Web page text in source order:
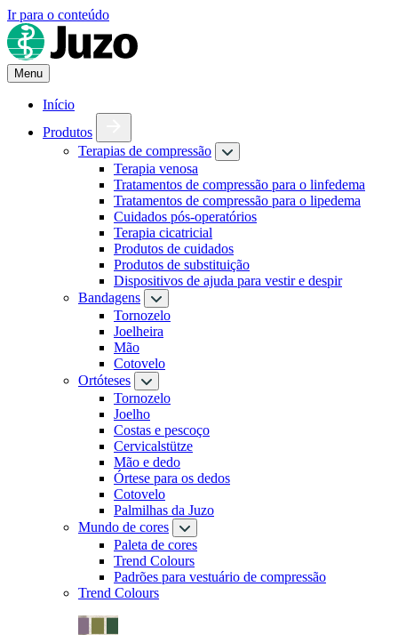
Ir para o conteúdo
Menu
Início
Produtos
Terapias de compressão
Terapia venosa
Tratamentos de compressão para o linfedema
Tratamentos de compressão para o lipedema
Cuidados pós-operatórios
Terapia cicatricial
Produtos de cuidados
Produtos de substituição
Dispositivos de ajuda para vestir e despir
Bandagens
Tornozelo
Joelheira
Mão
Cotovelo
Ortóteses
Tornozelo
Joelho
Costas e pescoço
Cervicalstütze
Mão e dedo
Órtese para os dedos
Cotovelo
Palmilhas da Juzo
Mundo de cores
Paleta de cores
Trend Colours
Padrões para vestuário de compressão
Trend Colours